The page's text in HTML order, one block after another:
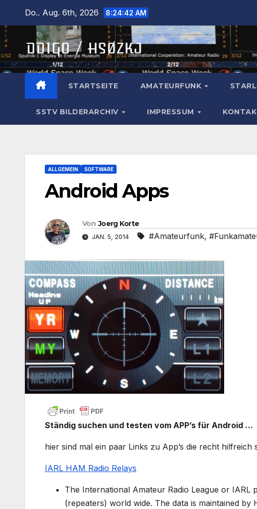
springen
Do.. Aug. 6th, 2026 8:24:43 AM
STARTSEITE AMATEURFUNK
SSTV BILDERARCHIV IMPRESSUM
ALLGEMEIN SOFTWARE
Android Apps
Von Joerg Korte
JAN. 5, 2014 #Amateurfunk,
Ständig suchen und testen vom APP’s für Android …
hier sind mal ein paar Links zu App’s die recht hilfreich
IARL HAM Radio Relays
The International Amateur Radio League or
(repeaters) world wide. The data is maintained